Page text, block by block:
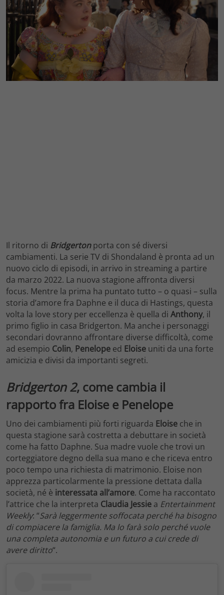
Il ritorno di Bridgerton porta con sé diversi
cambiamenti. La serie TV di Shondaland è pronta ad un
nuovo ciclo di episodi, in arrivo in streaming a partire
da marzo 2022. La nuova stagione affronta diversi
focus. Mentre la prima ha puntato tutto – o quasi – sulla
storia d’amore fra Daphne e il duca di Hastings, questa
volta la love story per eccellenza è quella di Anthony, il
primo figlio in casa Bridgerton. Ma anche i personaggi
secondari dovranno affrontare diverse difficoltà, come
ad esempio Colin, Penelope ed Eloise uniti da una forte
amicizia e divisi da importanti segreti.
Bridgerton 2, come cambia il
rapporto fra Eloise e Penelope
Uno dei cambiamenti più forti riguarda Eloise che in
questa stagione sarà costretta a debuttare in società
come ha fatto Daphne. Sua madre vuole che trovi un
corteggiatore degno della sua mano e che riceva entro
poco tempo una richiesta di matrimonio. Eloise non
apprezza particolarmente la pressione dettata dalla
società, né è interessata all’amore. Come ha raccontato
l’attrice che la interpreta Claudia Jessie a Entertainment
Weekly: “Sarà leggermente soffocata perché ha bisogno
di compiacere la famiglia. Ma lo farà solo perché vuole
una completa autonomia e un futuro a cui crede di
avere diritto“.